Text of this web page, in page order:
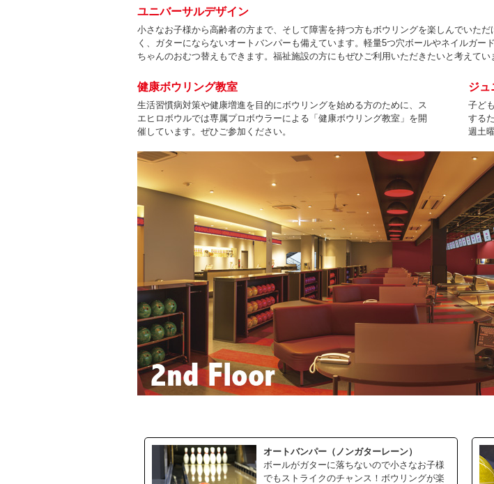
ユニバーサルデザイン
小さなお子様から高齢者の方まで、そして障害を持つ方もボウリングを楽しんでいた
く、ガターにならないオートバンパーも備えています。軽量5つ穴ボールやネイルガ
ちゃんのおむつ替えもできます。福祉施設の方にもぜひご利用いただきたいと考えてい
健康ボウリング教室 ジュ
生活習慣病対策や健康増進を目的にボウリングを始める方のために、ス
エヒロボウルでは専属プロボウラーによる「健康ボウリング教室」を開
催しています。ぜひご参加ください。
子ど
する
週土
オートバンパー（ノンガターレーン）
ボールがガターに落ちないので小さなお子様
でもストライクのチャンス！ボウリングが楽